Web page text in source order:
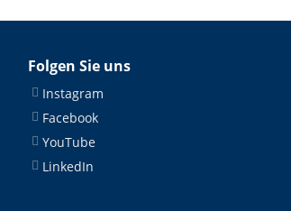
Folgen Sie uns
Instagram
Facebook
YouTube
LinkedIn